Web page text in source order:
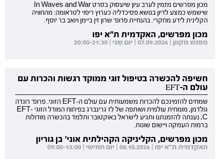
מכון מפרשים מזמין לערב עיון שיעסוק בסרט In Waves and War
שישמש כמצע לדיון בנושא פסיכדליה כערוץ ריפוי לטראומה: מהחוויה
הקלינית לידע מחקרי. בהנחיית פרופ' שרון זין ביימן ויואב בר יוסף.
מכון מפרשים, האקדמית ת"א יפו
מפגש מקוון | 07.09.2026 | יום שני | 20:00-21:30
חשיפה להכשרה בטיפול זוגי ממוקד רגשות והכרות עם
עולם ה-EFT
שמחים להזמינכם להכרות משמעותית עם עולם ה-EFT הזוגי. פרופ' רונדה
גולדמן, מומחית עולמית ושותפה של לז גרינברג בפיתוח המודל הזוגי EFT-
C, נענתה להזמנתנו ותגיע לישראל באוקטובר ותלמד בהכשרה מודולות
ברמות העמקה ויישום שונות.
מכון מפרשים, הקליניקה הקהילתית אוני' בן גוריון
האקדמית ת"א יפו | 08.10.2026 | יום חמישי | 09:00-13:00